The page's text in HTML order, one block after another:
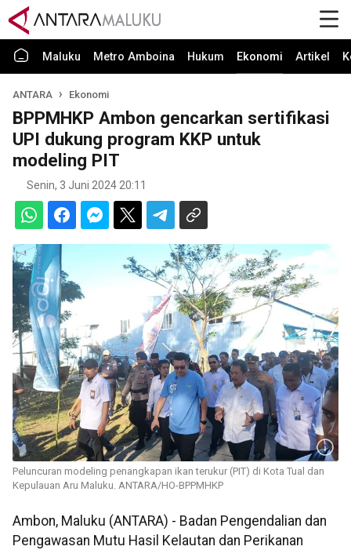
Maluku Metro Amboina Hukum Ekonomi Artikel
ANTARA Ekonomi
BPPMHKP Ambon gencarkan sertifikasi
UPI dukung program KKP untuk
modeling PIT
Senin, 3 Juni 2024 20:11
Peluncuran modeling penangkapan ikan terukur (PIT) di Kota Tual dan
Kepulauan Aru Maluku. ANTARA/HO-BPPMHKP
Ambon, Maluku (ANTARA) - Badan Pengendalian dan
Pengawasan Mutu Hasil Kelautan dan Perikanan